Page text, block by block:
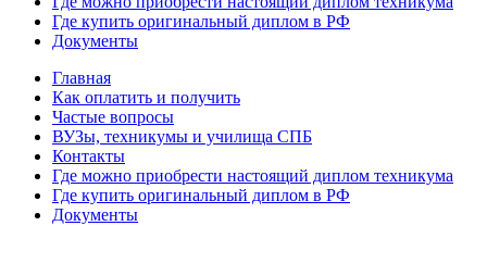
Где купить оригинальный диплом в РФ
Документы
Главная
Как оплатить и получить
Частые вопросы
ВУЗы, техникумы и училища СПБ
Контакты
Где можно приобрести настоящий диплом техникума
Где купить оригинальный диплом в РФ
Документы